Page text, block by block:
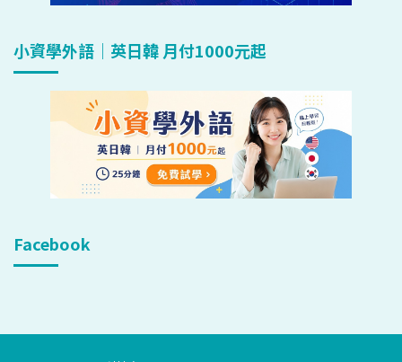
小資學外語｜英日韓 月付1000元起
Facebook